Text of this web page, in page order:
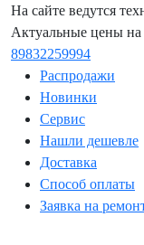
На сайте ведутся
Актуальные цены на
89832259994
Распродажи
Новинки
Сервис
Нашли дешевле
Доставка
Способ оплаты
Заявка на